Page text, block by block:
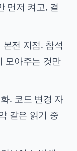
먼저 켜고, 결
전 지점. 참석
모아주는 것만
. 코드 변경 자
같은 읽기 중